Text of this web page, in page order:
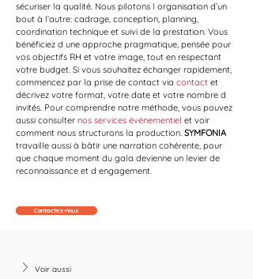
sécuriser la qualité. Nous pilotons l organisation d’un
bout à l’autre: cadrage, conception, planning,
coordination technique et suivi de la prestation. Vous
bénéficiez d une approche pragmatique, pensée pour
vos objectifs RH et votre image, tout en respectant
votre budget. Si vous souhaitez échanger rapidement,
commencez par la prise de contact via contact et
décrivez votre format, votre date et votre nombre d
invités. Pour comprendre notre méthode, vous pouvez
aussi consulter nos services événementiel et voir
comment nous structurons la production. SYMFONIA
travaille aussi à bâtir une narration cohérente, pour
que chaque moment du gala devienne un levier de
reconnaissance et d engagement.
Contactez-nous
Voir aussi